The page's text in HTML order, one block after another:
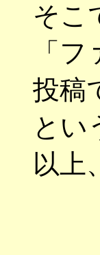
そこ
「
投稿
とい
以上